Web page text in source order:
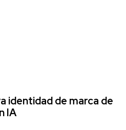
identidad de marca de
IA